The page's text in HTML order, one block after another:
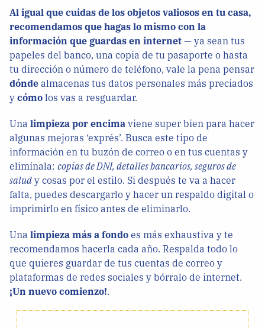
Al igual que cuidas de los objetos valiosos en tu casa,
recomendamos que hagas lo mismo con la
información que guardas en internet — ya sean tus
papeles del banco, una copia de tu pasaporte o hasta
tu dirección o número de teléfono, vale la pena pensar
dónde almacenas tus datos personales más preciados
y cómo los vas a resguardar.
Una limpieza por encima viene super bien para hacer
algunas mejoras ‘exprés’. Busca este tipo de
información en tu buzón de correo o en tus cuentas y
elimínala: copias de DNI, detalles bancarios, seguros de
salud y cosas por el estilo. Si después te va a hacer
falta, puedes descargarlo y hacer un respaldo digital o
imprimirlo en físico antes de eliminarlo.
Una limpieza más a fondo es más exhaustiva y te
recomendamos hacerla cada año. Respalda todo lo
que quieres guardar de tus cuentas de correo y
plataformas de redes sociales y bórralo de internet.
¡Un nuevo comienzo!.